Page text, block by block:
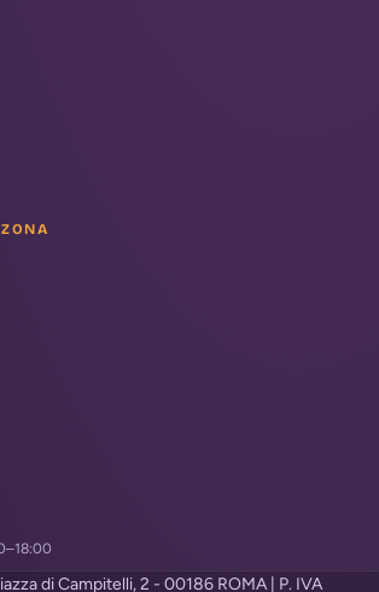
di Campitelli, 2 - 00186 ROMA | P. IVA